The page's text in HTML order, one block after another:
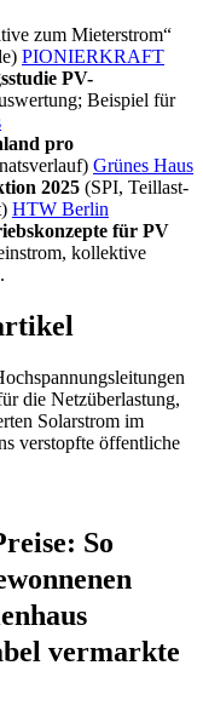
zum Mieterstrom“
PIONIERKRAFT
PV-
Beispiel für
pro
Grünes Haus
2025 (SPI, Teillast-
HTW Berlin
für PV
kollektive
So
vermarkte